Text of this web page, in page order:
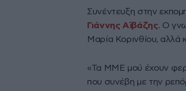
Συνέντευξη στην
Γιάννης Αϊβάζης. Ο
Μαρία Κορινθίου, αλλά
«Τα ΜΜΕ μού έχουν
που συνέβη με την